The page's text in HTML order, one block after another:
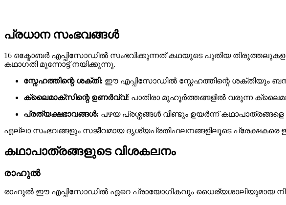
പ്രധാന സംഭവങ്ങൾ
16 ഒക്ടോബർ എപ്പിസോഡിൽ സംഭവിക്കുന്നത് കഥയുടെ പുതിയ
കഥാഗതി മുന്നോട്ട് നയിക്കുന്നു.
സ്നേഹത്തിന്റെ ശക്തി: ഈ എപ്പിസോഡിൽ സ്നേഹത്തിന്റെ ശക്തിയും
ക്ലൈമാക്സിന്റെ ഉണർവ്വ്: പാതിരാ മുഹൂർത്തങ്ങളിൽ വരുന്ന
പ്രത്യക്ഷഭാവങ്ങൾ: പഴയ പ്രശ്നങ്ങൾ വീണ്ടും ഉയർന്ന് കഥാപാത്രങ്ങളെ
എല്ലാ സംഭവങ്ങളും സജീവമായ ദൃശ്യപ്രതിഫലനങ്ങളിലൂടെ പ്രേക്ഷകരെ
കഥാപാത്രങ്ങളുടെ വിശകലനം
രാഹുൽ
രാഹുൽ ഈ എപ്പിസോഡിൽ ഏറെ പ്രായോഗികവും ധൈര്യശാലിയുമായ